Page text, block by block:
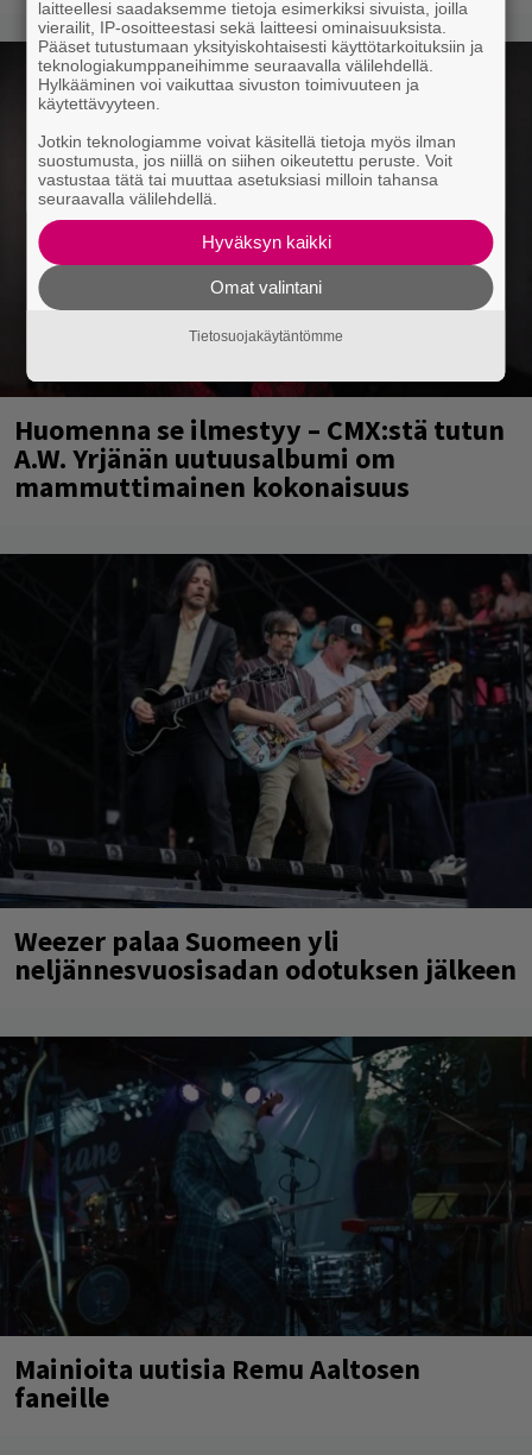
Huomenna se ilmestyy – CMX:stä tutun
A.W. Yrjänän uutuusalbumi om
mammuttimainen kokonaisuus
Weezer palaa Suomeen yli
neljännesvuosisadan odotuksen jälkeen
Mainioita uutisia Remu Aaltosen
faneille
laitteellesi saadaksemme tietoja esimerkiksi sivuista, joilla
vierailit, IP-osoitteestasi sekä laitteesi ominaisuuksista.
Pääset tutustumaan yksityiskohtaisesti käyttötarkoituksiin ja
teknologiakumppaneihimme seuraavalla välilehdellä.
Hylkääminen voi vaikuttaa sivuston toimivuuteen ja
käytettävyyteen.
Jotkin teknologiamme voivat käsitellä tietoja myös ilman
suostumusta, jos niillä on siihen oikeutettu peruste. Voit
vastustaa tätä tai muuttaa asetuksiasi milloin tahansa
seuraavalla välilehdellä.
Hyväksyn kaikki
Omat valintani
Tietosuojakäytäntömme